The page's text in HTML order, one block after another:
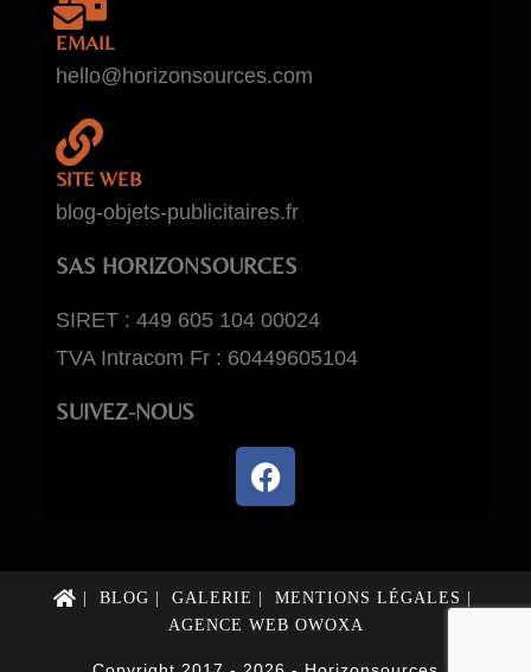
EMAIL
hello@horizonsources.com
SITE WEB
blog-objets-publicitaires.fr
SAS HORIZONSOURCES
SIRET : 449 605 104 00024
TVA Intracom Fr : 60449605104
SUIVEZ-NOUS
BLOG GALERIE
MENTIONS LÉGALES
AGENCE WEB OWOXA